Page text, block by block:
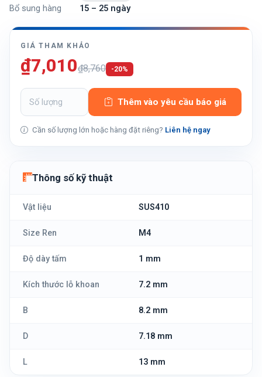
Bổ sung hàng 15 – 25 ngày
GIÁ THAM KHẢO
₫7,010₫8,760 -20%
Thêm vào yêu cầu báo giá
Cần số lượng lớn hoặc hàng đặt riêng? Liên hệ ngay
Thông số kỹ thuật
Vật liệu SUS410
Size Ren M4
Độ dày tấm 1 mm
Kích thước lỗ khoan 7.2 mm
B 8.2 mm
D 7.18 mm
L 13 mm